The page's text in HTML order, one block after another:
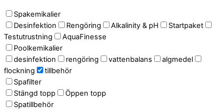
Spakemikalier
Desinfektion
Rengöring Alkalinity & pH
Startpaket
Testutrustning
AquaFinesse
Poolkemikalier
desinfektion
rengöring vattenbalans
algmedel
flockning
tillbehör
Spafilter
Stängd topp
Öppen topp
Spatillbehör